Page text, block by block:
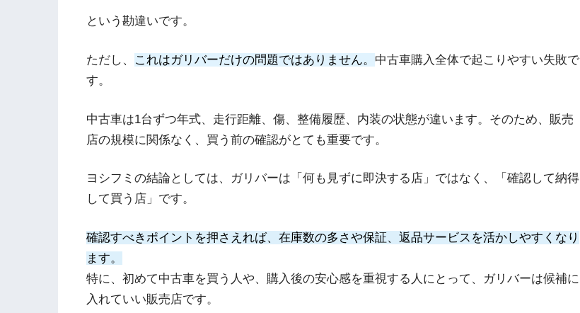
という勘違いです。
ただし、 これはガリバーだけの問題ではありません。 中古車購入全体で起こりやすい失敗で
す。
中古車は1台ずつ年式、走行距離、傷、整備履歴、内装の状態が違います。そのため、販売
店の規模に関係なく、買う前の確認がとても重要です。
ヨシフミの結論としては、ガリバーは「何も見ずに即決する店」ではなく、「確認して納得
して買う店」です。
確認すべきポイントを押さえれば、在庫数の多さや保証、返品サービスを活かしやすくなり
ます。
特に、初めて中古車を買う人や、購入後の安心感を重視する人にとって、ガリバーは候補に
入れていい販売店です。